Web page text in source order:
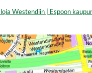
Westendiin | Espoon